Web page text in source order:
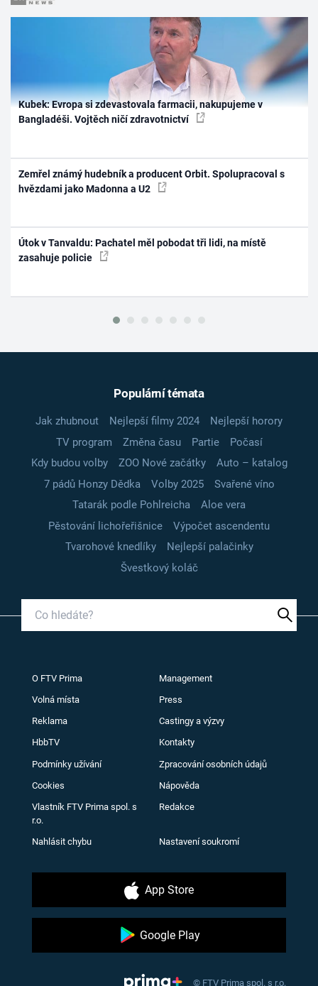
Kubek: Evropa si zdevastovala farmacii, nakupujeme v
Bangladéši. Vojtěch ničí zdravotnictví
Zemřel známý hudebník a producent Orbit. Spolupracoval s
hvězdami jako Madonna a U2
Útok v Tanvaldu: Pachatel měl pobodat tři lidi, na místě
zasahuje policie
Populární témata
Jak zhubnout Nejlepší filmy 2024
Nejlepší horory
TV program
Změna času Partie
Počasí
Kdy budou volby
ZOO Nové začátky
Auto – katalog
7 pádů Honzy Dědka
Volby 2025
Svařené víno
Tatarák podle Pohlreicha
Aloe vera
Pěstování lichořeřišnice
Výpočet ascendentu
Tvarohové knedlíky
Nejlepší palačinky
Švestkový koláč
O FTV Prima Management
Volná místa Press
Reklama Castingy a výzvy
HbbTV Kontakty
Podmínky užívání Zpracování osobních údajů
Cookies Nápověda
Vlastník FTV Prima spol. s
r.o.
Redakce
Nahlásit chybu Nastavení soukromí
App Store
Google Play
© FTV Prima spol. s r.o.